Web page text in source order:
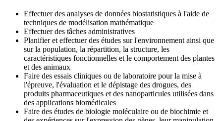
Effectuer des analyses de données biostatistiques à l'aide de
techniques de modélisation mathématique
Effectuer des tâches administratives
Planifier et effectuer des études sur l'environnement ainsi que
sur la population, la répartition, la structure, les
caractéristiques fonctionnelles et le comportement des plantes
et des animaux
Faire des essais cliniques ou de laboratoire pour la mise à
l'épreuve, l'évaluation et le dépistage des drogues, des
produits pharmaceutiques et des nanoparticules utilisées dans
des applications biomédicales
Faire des études de biologie moléculaire ou de biochimie et